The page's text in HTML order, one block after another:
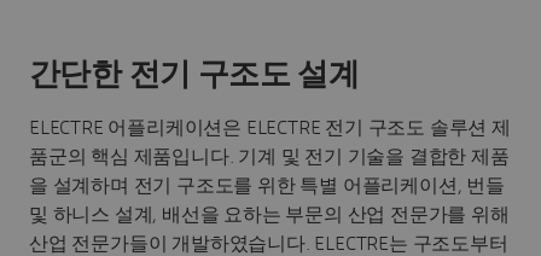
간단한 전기 구조도 설계
ELECTRE 어플리케이션은 ELECTRE 전기 구조도 솔루션 제
품군의 핵심 제품입니다. 기계 및 전기 기술을 결합한 제품
을 설계하며 전기 구조도를 위한 특별 어플리케이션, 번들
및 하니스 설계, 배선을 요하는 부문의 산업 전문가를 위해
산업 전문가들이 개발하였습니다. ELECTRE는 구조도부터